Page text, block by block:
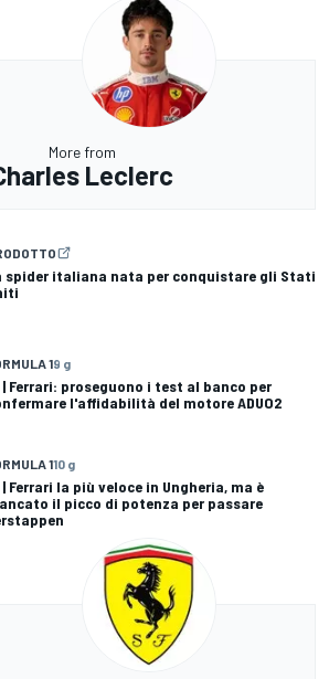
More from
Leclerc
spider italiana nata per conquistare gli Stati
19 g
| Ferrari: proseguono i test al banco per
l'affidabilità del motore ADUO2
110 g
| Ferrari la più veloce in Ungheria, ma è
il picco di potenza per passare